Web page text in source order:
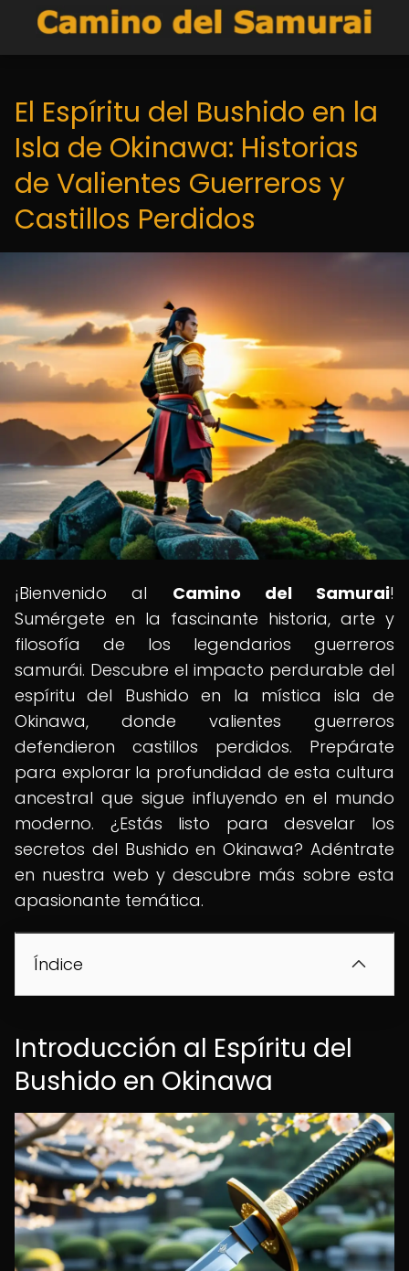
El Espíritu del Bushido en la
Isla de Okinawa: Historias
de Valientes Guerreros y
Castillos Perdidos
¡Bienvenido al Camino del Samurai!
Sumérgete en la fascinante historia, arte y
filosofía de los legendarios guerreros
samurái. Descubre el impacto perdurable del
espíritu del Bushido en la mística isla de
Okinawa, donde valientes guerreros
defendieron castillos perdidos. Prepárate
para explorar la profundidad de esta cultura
ancestral que sigue influyendo en el mundo
moderno. ¿Estás listo para desvelar los
secretos del Bushido en Okinawa? Adéntrate
en nuestra web y descubre más sobre esta
apasionante temática.
Índice
Introducción al Espíritu del
Bushido en Okinawa